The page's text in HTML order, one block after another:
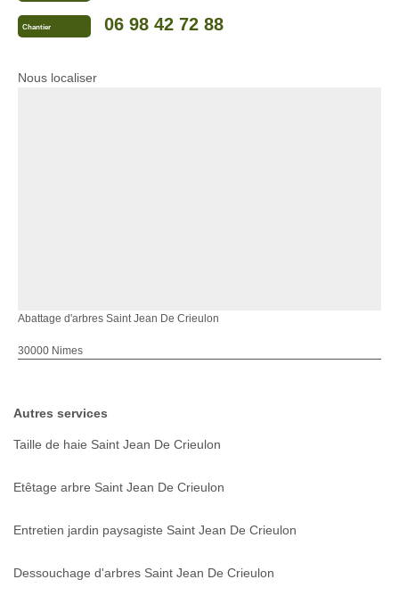
Chantier 06 98 42 72 88
Nous localiser
Abattage d'arbres Saint Jean De Crieulon
30000 Nimes
Autres services
Taille de haie Saint Jean De Crieulon
Etêtage arbre Saint Jean De Crieulon
Entretien jardin paysagiste Saint Jean De Crieulon
Dessouchage d'arbres Saint Jean De Crieulon